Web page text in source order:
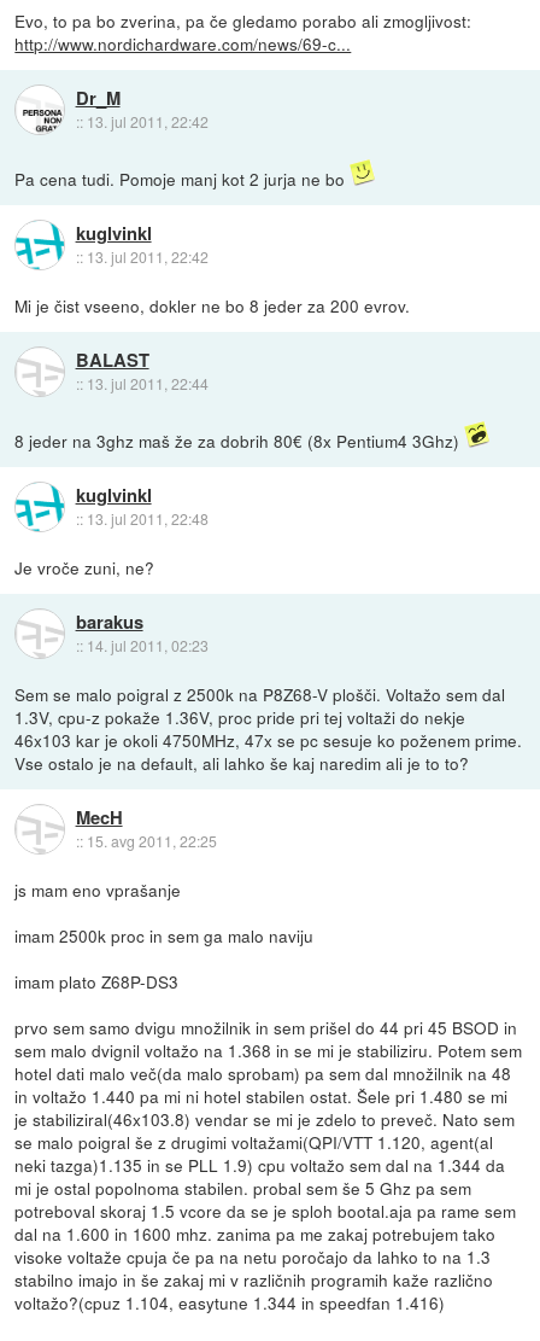
Evo, to pa bo zverina, pa če gledamo porabo ali zmogljivost:
http://www.nordichardware.com/news/69-c...
Dr_M
:: 13. jul 2011, 22:42
Pa cena tudi. Pomoje manj kot 2 jurja ne bo
kuglvinkl
:: 13. jul 2011, 22:42
Mi je čist vseeno, dokler ne bo 8 jeder za 200 evrov.
BALAST
:: 13. jul 2011, 22:44
8 jeder na 3ghz maš že za dobrih 80€ (8x Pentium4 3Ghz)
kuglvinkl
:: 13. jul 2011, 22:48
Je vroče zuni, ne?
barakus
:: 14. jul 2011, 02:23
Sem se malo poigral z 2500k na P8Z68-V plošči. Voltažo sem dal
1.3V, cpu-z pokaže 1.36V, proc pride pri tej voltaži do nekje
46x103 kar je okoli 4750MHz, 47x se pc sesuje ko poženem prime.
Vse ostalo je na default, ali lahko še kaj naredim ali je to to?
MecH
:: 15. avg 2011, 22:25
js mam eno vprašanje
imam 2500k proc in sem ga malo naviju
imam plato Z68P-DS3
prvo sem samo dvigu množilnik in sem prišel do 44 pri 45 BSOD in
sem malo dvignil voltažo na 1.368 in se mi je stabiliziru. Potem sem
hotel dati malo več(da malo sprobam) pa sem dal množilnik na 48
in voltažo 1.440 pa mi ni hotel stabilen ostat. Šele pri 1.480 se mi
je stabiliziral(46x103.8) vendar se mi je zdelo to preveč. Nato sem
se malo poigral še z drugimi voltažami(QPI/VTT 1.120, agent(al
neki tazga)1.135 in se PLL 1.9) cpu voltažo sem dal na 1.344 da
mi je ostal popolnoma stabilen. probal sem še 5 Ghz pa sem
potreboval skoraj 1.5 vcore da se je sploh bootal.aja pa rame sem
dal na 1.600 in 1600 mhz. zanima pa me zakaj potrebujem tako
visoke voltaže cpuja če pa na netu poročajo da lahko to na 1.3
stabilno imajo in še zakaj mi v različnih programih kaže različno
voltažo?(cpuz 1.104, easytune 1.344 in speedfan 1.416)